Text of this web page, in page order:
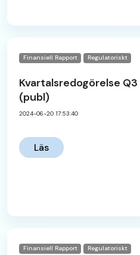
Finansiell Rapport Regulatoriskt
Kvartalsredogörelse
(publ)
2024-06-20 17:53:40
Läs
Finansiell Rapport Regulatoriskt